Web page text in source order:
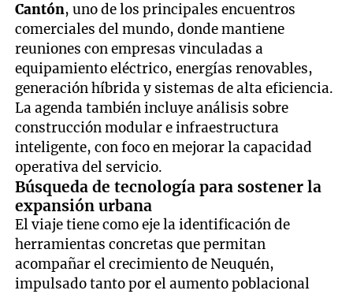
Cantón, uno de los principales encuentros
comerciales del mundo, donde mantiene
reuniones con empresas vinculadas a
equipamiento eléctrico, energías renovables,
generación híbrida y sistemas de alta eficiencia.
La agenda también incluye análisis sobre
construcción modular e infraestructura
inteligente, con foco en mejorar la capacidad
operativa del servicio.
Búsqueda de tecnología para sostener la
expansión urbana
El viaje tiene como eje la identificación de
herramientas concretas que permitan
acompañar el crecimiento de Neuquén,
impulsado tanto por el aumento poblacional